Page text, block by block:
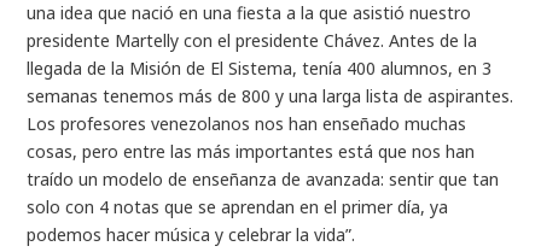
una idea que nació en una fiesta a la que asistió nuestro
presidente Martelly con el presidente Chávez. Antes de la
llegada de la Misión de El Sistema, tenía 400 alumnos, en 3
semanas tenemos más de 800 y una larga lista de aspirantes.
Los profesores venezolanos nos han enseñado muchas
cosas, pero entre las más importantes está que nos han
traído un modelo de enseñanza de avanzada: sentir que tan
solo con 4 notas que se aprendan en el primer día, ya
podemos hacer música y celebrar la vida”.